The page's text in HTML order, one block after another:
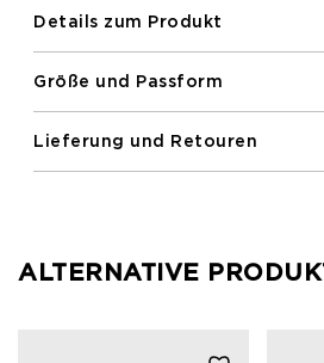
Verrutschen der Weste,
aerodynamische Silhouette
Fahrradweste verfügt über eine
Schieber, während reflektierende
Details zum Produkt
Größe und Passform
Lieferung und Retouren
ALTERNATIVE